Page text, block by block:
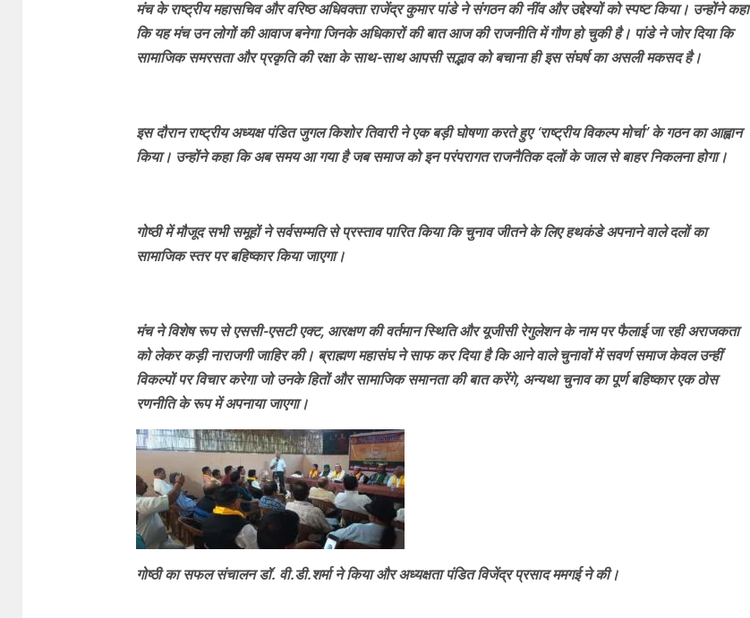
मंच के राष्ट्रीय महासचिव और वरिष्ठ अधिवक्ता राजेंद्र कुमार पांडे ने संगठन की नींव और उद्देश्यों को स्पष्ट किया। उन्होंने कहा
कि यह मंच उन लोगों की आवाज बनेगा जिनके अधिकारों की बात आज की राजनीति में गौण हो चुकी है। पांडे ने जोर दिया कि
सामाजिक समरसता और प्रकृति की रक्षा के साथ-साथ आपसी सद्भाव को बचाना ही इस संघर्ष का असली मकसद है।
इस दौरान राष्ट्रीय अध्यक्ष पंडित जुगल किशोर तिवारी ने एक बड़ी घोषणा करते हुए ‘राष्ट्रीय विकल्प मोर्चा’ के गठन का आह्वान
किया। उन्होंने कहा कि अब समय आ गया है जब समाज को इन परंपरागत राजनैतिक दलों के जाल से बाहर निकलना होगा।
गोष्ठी में मौजूद सभी समूहों ने सर्वसम्मति से प्रस्ताव पारित किया कि चुनाव जीतने के लिए हथकंडे अपनाने वाले दलों का
सामाजिक स्तर पर बहिष्कार किया जाएगा।
मंच ने विशेष रूप से एससी-एसटी एक्ट, आरक्षण की वर्तमान स्थिति और यूजीसी रेगुलेशन के नाम पर फैलाई जा रही अराजकता
को लेकर कड़ी नाराजगी जाहिर की। ब्राह्मण महासंघ ने साफ कर दिया है कि आने वाले चुनावों में सवर्ण समाज केवल उन्हीं
विकल्पों पर विचार करेगा जो उनके हितों और सामाजिक समानता की बात करेंगे, अन्यथा चुनाव का पूर्ण बहिष्कार एक ठोस
रणनीति के रूप में अपनाया जाएगा।
गोष्ठी का सफल संचालन डॉ. वी.डी.शर्मा ने किया और अध्यक्षता पंडित विजेंद्र प्रसाद ममगई ने की।